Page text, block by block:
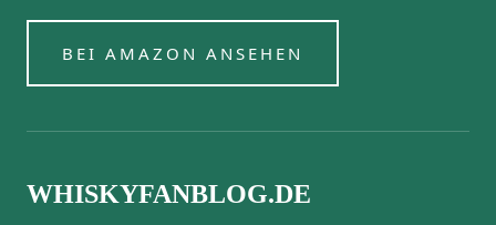
BEI AMAZON ANSEHEN
WHISKYFANBLOG.DE